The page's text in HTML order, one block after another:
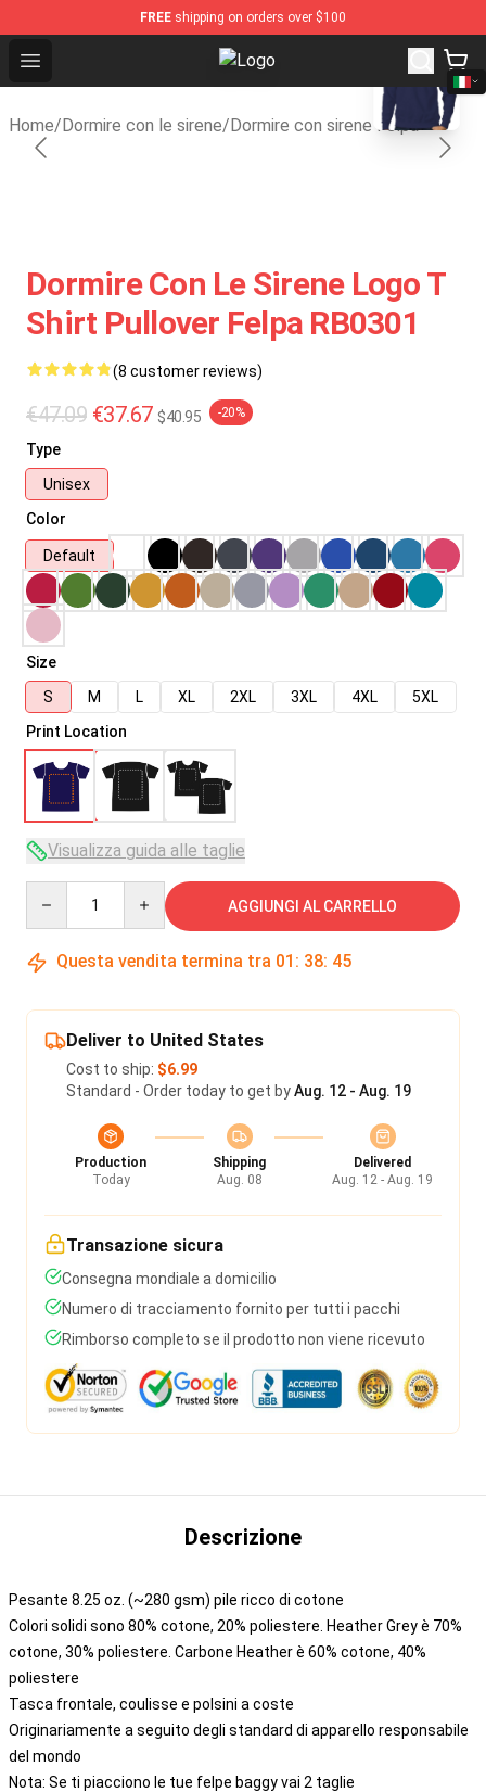
FREE shipping on orders over $100
Open menu Sleeping With Sirens Store -
Home/Dormire con le sirene/Dormire con sirene Felpa
blank template
Dormire Con Le Sirene Logo T
Shirt Pullover Felpa RB0301
(8 customer reviews)
€47.09 €37.67 $40.95 -20%
Type
Unisex
Color
Default
Size
S
M L XL 2XL 3XL 4XL
5XL
Print Location
Visualizza guida alle taglie
AGGIUNGI AL CARRELLO
Questa vendita termina tra 01 : 38: 45
Deliver to United States
Cost to ship: $6.99
Standard - Order today to get byAug. 12 - Aug. 19
Production
Today
Shipping
Aug. 08
Delivered
Aug. 12 - Aug. 19
Transazione sicura
Consegna mondiale a domicilio
Numero di tracciamento fornito per tutti i pacchi
Rimborso completo se il prodotto non viene ricevuto
Descrizione
Pesante 8.25 oz. (~280 gsm) pile ricco di cotone
Colori solidi sono 80% cotone, 20% poliestere. Heather Grey è 70%
cotone, 30% poliestere. Carbone Heather è 60% cotone, 40%
poliestere
Tasca frontale, coulisse e polsini a coste
Originariamente a seguito degli standard di apparello responsabile
del mondo
Nota: Se ti piacciono le tue felpe baggy vai 2 taglie